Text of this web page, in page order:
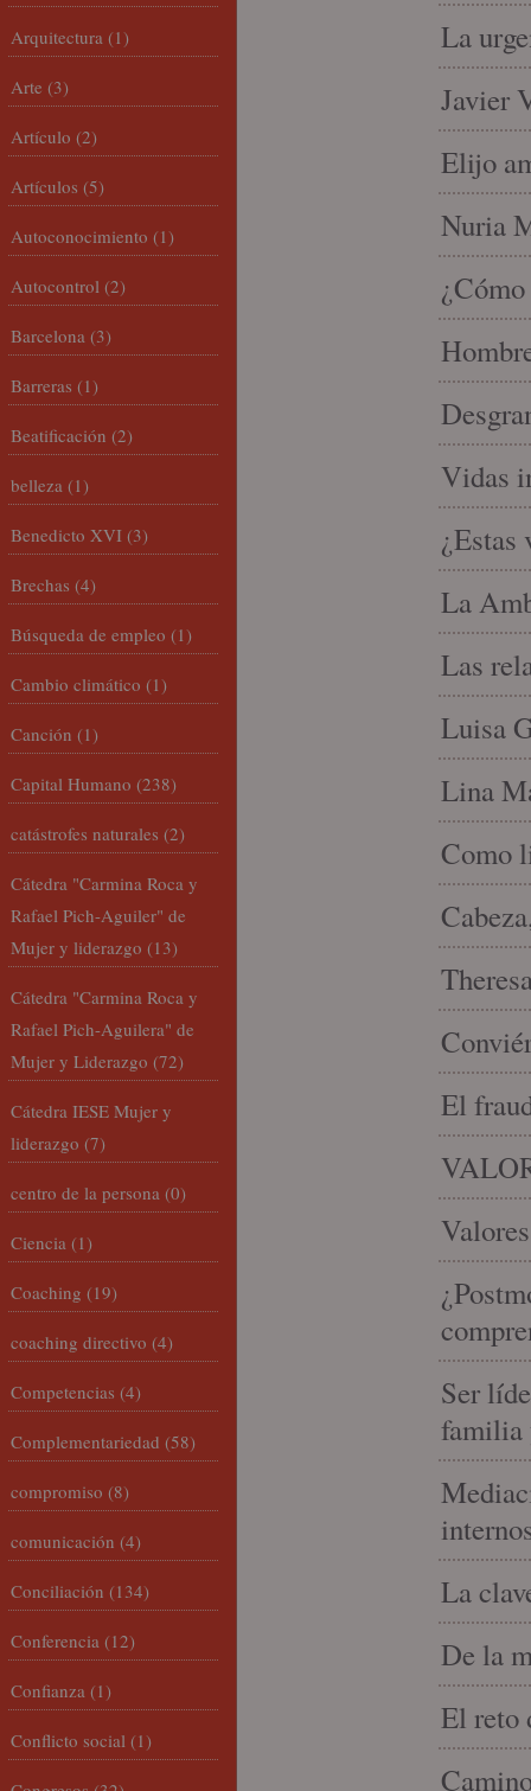
La
Javier
Elijo
Nuria
Vidas
¿Estas
La
Las
Luisa
Lina
Como
El
Ser
familia
La
De la
El reto
Arquitectura (1)
Arte (3)
Artículo (2)
Artículos (5)
Autoconocimiento (1)
Autocontrol (2)
Barcelona (3)
Barreras (1)
Beatificación (2)
belleza (1)
Benedicto XVI (3)
Brechas (4)
Búsqueda de empleo (1)
Cambio climático (1)
Canción (1)
Capital Humano (238)
catástrofes naturales (2)
Cátedra "Carmina Roca y
Rafael Pich-Aguiler" de
Mujer y liderazgo (13)
Cátedra "Carmina Roca y
Rafael Pich-Aguilera" de
Mujer y Liderazgo (72)
Cátedra IESE Mujer y
liderazgo (7)
centro de la persona (0)
Ciencia (1)
Coaching (19)
coaching directivo (4)
Competencias (4)
Complementariedad (58)
compromiso (8)
comunicación (4)
Conciliación (134)
Conferencia (12)
Confianza (1)
Conflicto social (1)